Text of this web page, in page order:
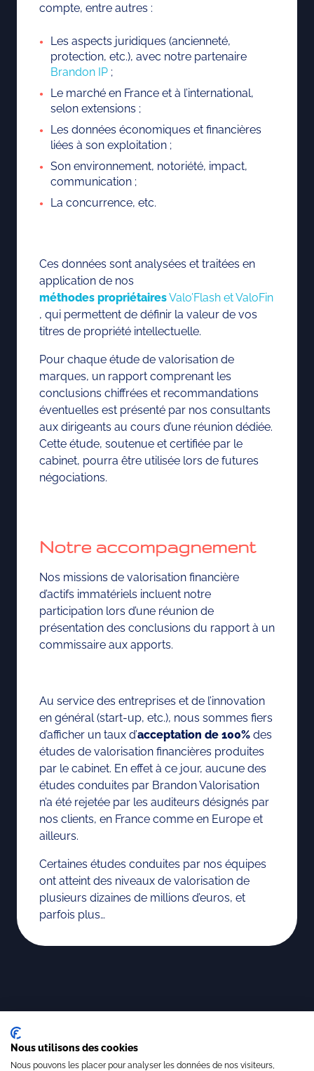
compte, entre autres :
Les aspects juridiques (ancienneté,
protection, etc.), avec notre partenaire
Brandon IP ;
Le marché en France et à l’international,
selon extensions ;
Les données économiques et financières
liées à son exploitation ;
Son environnement, notoriété, impact,
communication ;
La concurrence, etc.
Ces données sont analysées et traitées en
application de nos
méthodes propriétairesValo’Flash et ValoFin
, qui permettent de définir la valeur de vos
titres de propriété intellectuelle.
Pour chaque étude de valorisation de
marques, un rapport comprenant les
conclusions chiffrées et recommandations
éventuelles est présenté par nos consultants
aux dirigeants au cours d’une réunion dédiée.
Cette étude, soutenue et certifiée par le
cabinet, pourra être utilisée lors de futures
négociations.
Notre accompagnement
Nos missions de valorisation financière
d’actifs immatériels incluent notre
participation lors d’une réunion de
présentation des conclusions du rapport à un
commissaire aux apports.
Au service des entreprises et de l’innovation
en général (start-up, etc.), nous sommes fiers
d’afficher un taux d’acceptation de 100% des
études de valorisation financières produites
par le cabinet. En effet à ce jour, aucune des
études conduites par Brandon Valorisation
n’a été rejetée par les auditeurs désignés par
nos clients, en France comme en Europe et
ailleurs.
Certaines études conduites par nos équipes
ont atteint des niveaux de valorisation de
plusieurs dizaines de millions d’euros, et
parfois plus…
Afin que le prix de nos prestations soit
Nous utilisons des cookies
Nous pouvons les placer pour analyser les données de nos visiteurs,